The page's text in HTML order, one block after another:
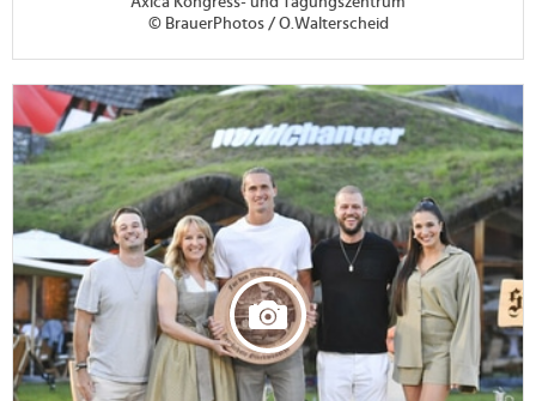
© BrauerPhotos / O.Walterscheid